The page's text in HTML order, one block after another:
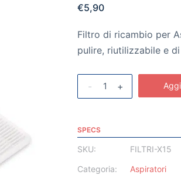
€5,90
Filtro di ricambio per
pulire, riutilizzabile e
- +
SPECS
SKU:
FILTRI-X15
Categoria:
Aspiratori